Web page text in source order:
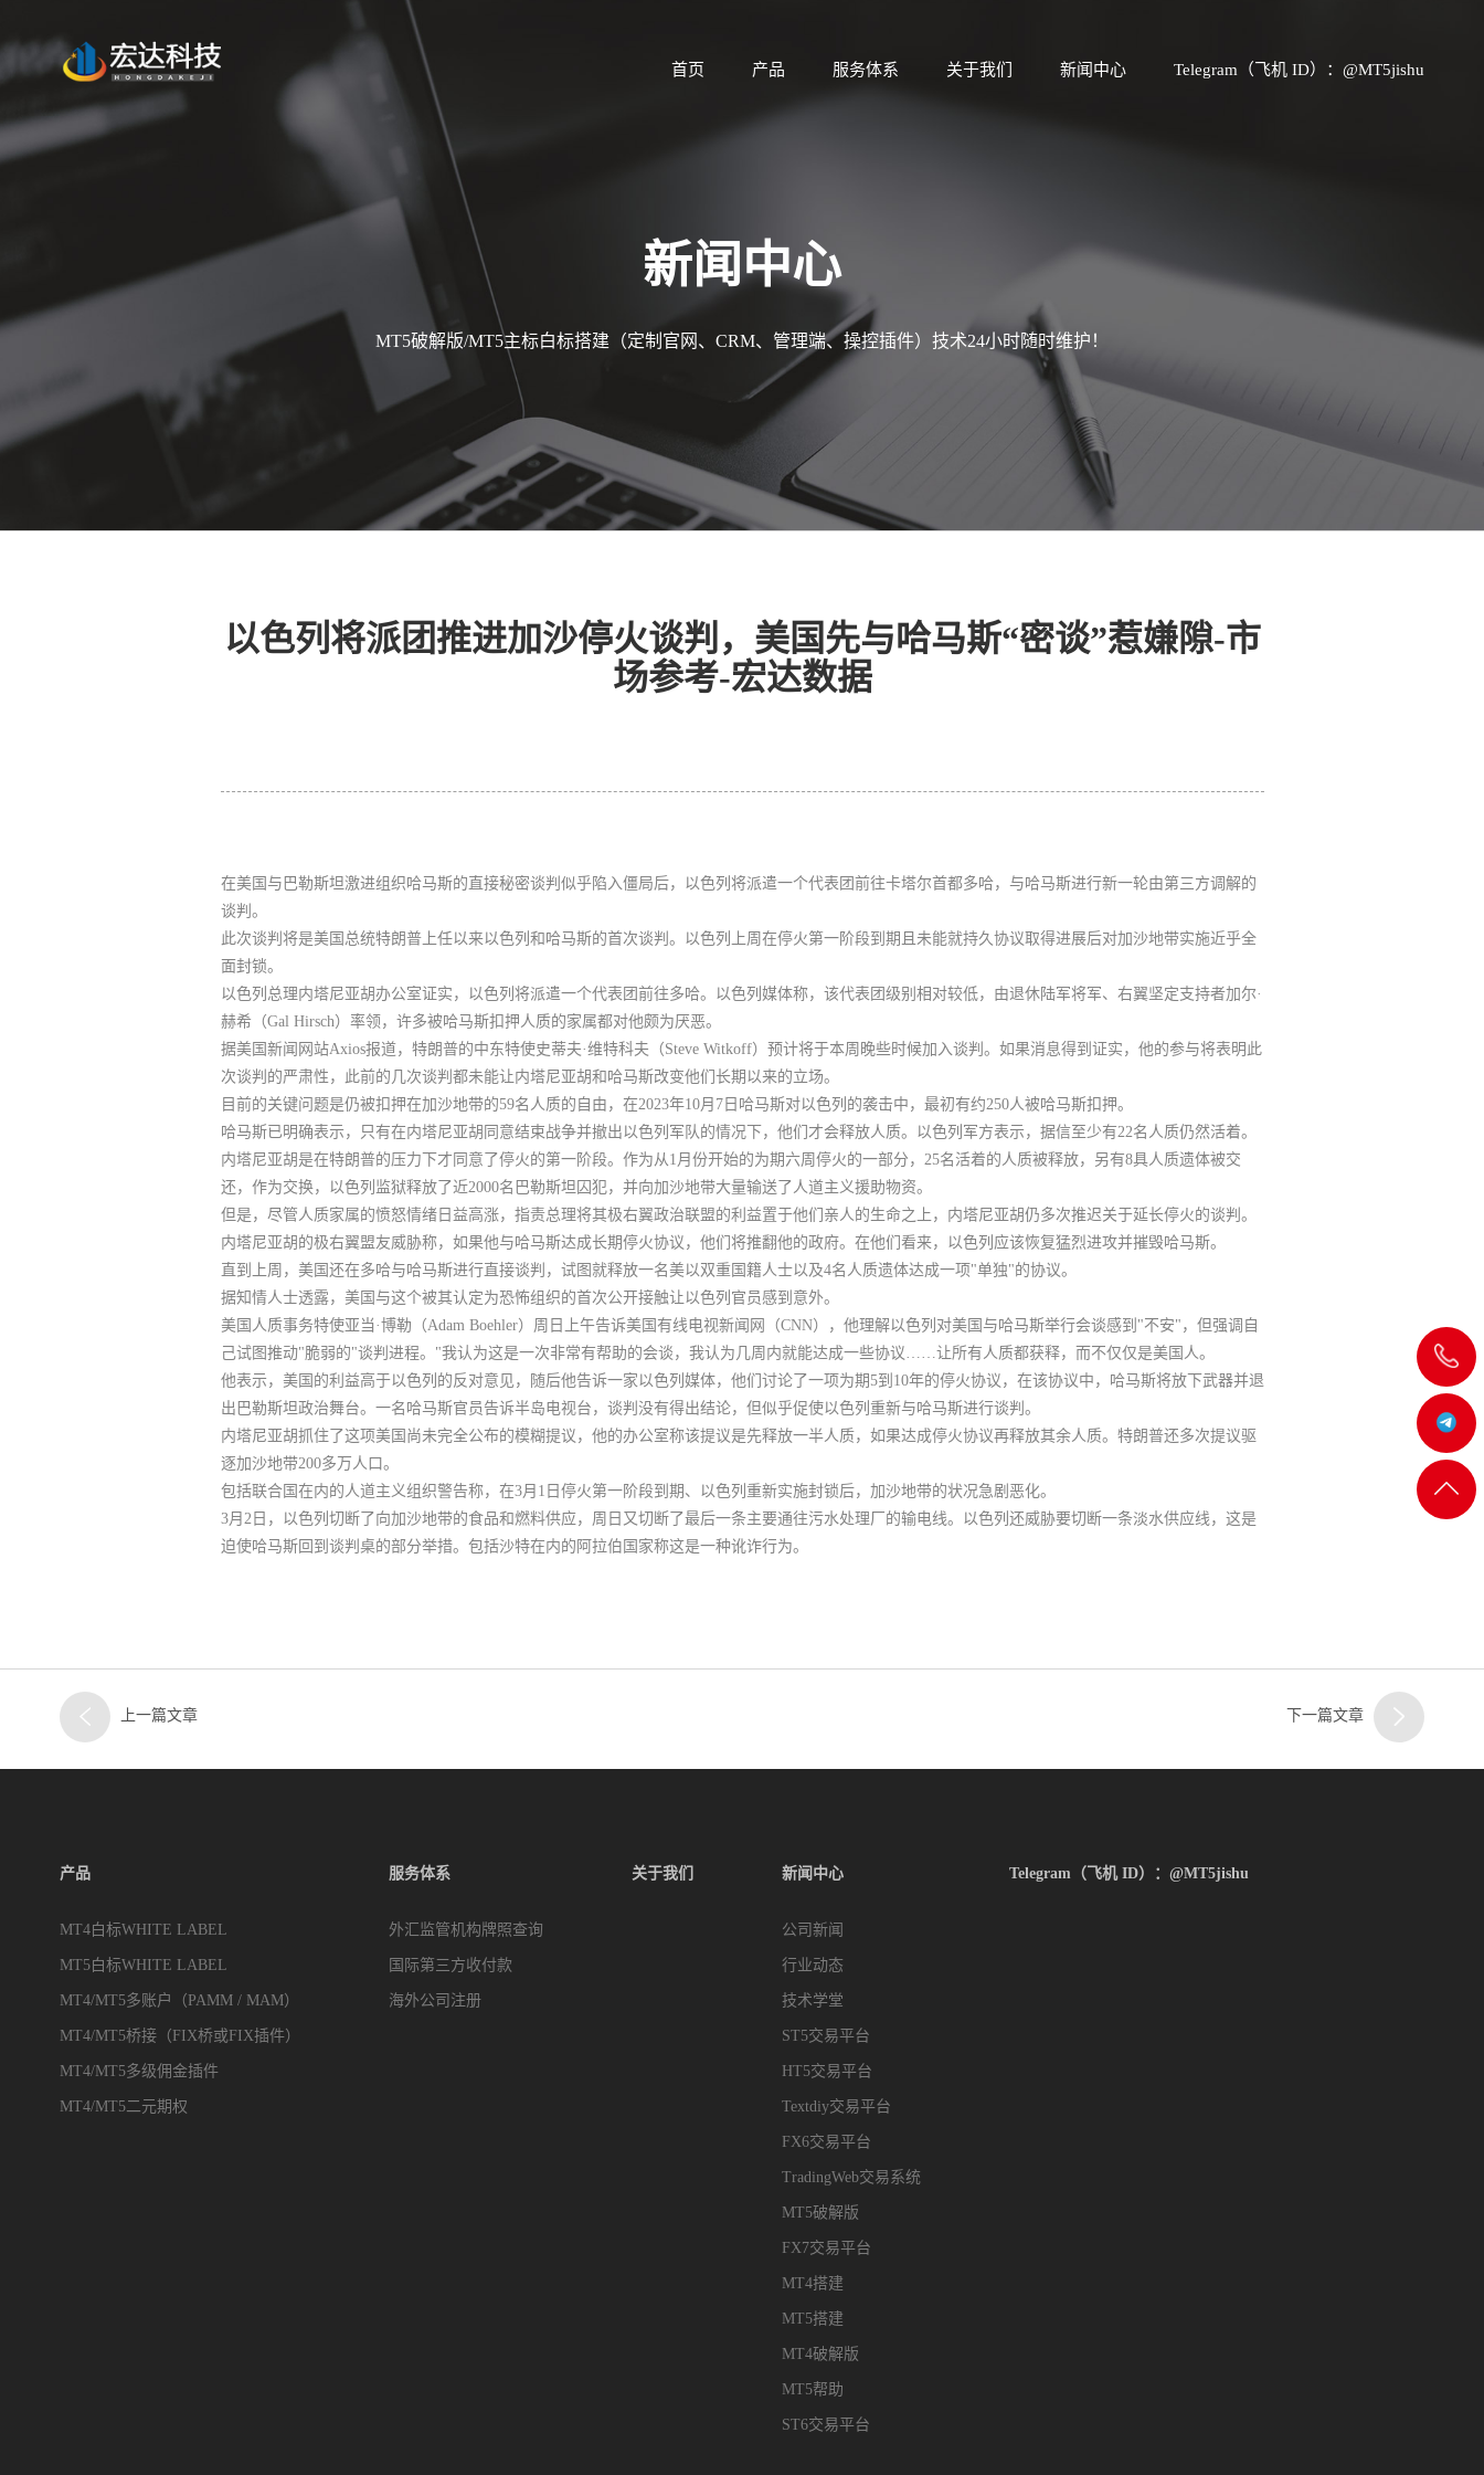
首页 产品 服务体系 关于我们 新闻中心 Telegram（飞机 ID）：@MT5jishu
飞
机
客服
返回
新闻中心
MT5破解版/MT5主标白标搭建（定制官网、CRM、管理端、操控插件）技术24小时随时维护！
以色列将派团推进加沙停火谈判，美国先与哈马斯“密谈”惹嫌隙-市
场参考-宏达数据
在美国与巴勒斯坦激进组织哈马斯的直接秘密谈判似乎陷入僵局后，以色列将派遣一个代表团前往卡塔尔首都多哈，与哈马斯进行新一轮由第三方调解的
谈判。
此次谈判将是美国总统特朗普上任以来以色列和哈马斯的首次谈判 。以色列上周在停火第一阶段到期且未能就持久协议取得进展后对加沙地带实施近乎全
面封锁。
以色列总理内塔尼亚胡办公室证实，以色列将派遣一个代表团前往多哈。以色列媒体称， 该代表团级别相对较低，由退休陆军将军、右翼坚定支持者加尔·
赫希（Gal Hirsch）率领，许多被哈马斯扣押人质的家属都对他颇为厌恶。
据美国新闻网站Axios报道，特朗普的中东特使史蒂夫·维特科夫（Steve Witkoff）预计将于本周晚些时候加入谈判。如果消息得到证实， 他的参与将表明此
次谈判的严肃性，此前的几次谈判都未能让内塔尼亚胡和哈马斯改变他们长期以来的立场。
目前的关键问题是仍被扣押在加沙地带的59名人质的自由 ，在2023年10月7日哈马斯对以色列的袭击中，最初有约250人被哈马斯扣押。
哈马斯已明确表示，只有在内塔尼亚胡同意结束战争并撤出以色列军队的情况下，他们才会释放人质。以色列军方表示，据信至少有22名人质仍然活着。
内塔尼亚胡是在特朗普的压力下才同意了停火的第一阶段。作为从1月份开始的为期六周停火的一部分，25名活着的人质被释放，另有8具人质遗体被交
还，作为交换，以色列监狱释放了近2000名巴勒斯坦囚犯，并向加沙地带大量输送了人道主义援助物资。
但是，尽管人质家属的愤怒情绪日益高涨，指责总理将其极右翼政治联盟的利益置于他们亲人的生命之上， 内塔尼亚胡仍多次推迟关于延长停火的谈判 。
内塔尼亚胡的极右翼盟友威胁称，如果他与哈马斯达成长期停火协议，他们将推翻他的政府。在他们看来，以色列应该恢复猛烈进攻并摧毁哈马斯。
直到上周，美国还在多哈与哈马斯进行直接谈判，试图就释放一名美以双重国籍人士以及4名人质遗体达成一项"单独"的协议。
据知情人士透露， 美国与这个被其认定为恐怖组织的首次公开接触让以色列官员感到意外。
美国人质事务特使亚当·博勒（Adam Boehler）周日上午告诉美国有线电视新闻网（CNN），他理解以色列对美国与哈马斯举行会谈感到"不安"，但强调自
己试图推动"脆弱的"谈判进程。"我认为这是一次非常有帮助的会谈，我认为 几周内就能达成一些协议 ……让所有人质都获释，而不仅仅是美国人。
他表示， 美国的利益高于以色列的反对意见 ，随后他告诉一家以色列媒体，他们讨论了一项为期5到10年的停火协议，在该协议中，哈马斯将放下武器并退
出巴勒斯坦政治舞台。一名哈马斯官员告诉半岛电视台，谈判没有得出结论，但似乎促使以色列重新与哈马斯进行谈判。
内塔尼亚胡抓住了这项美国尚未完全公布的模糊提议，他的办公室称该提议是先释放一半人质，如果达成停火协议再释放其余人质。特朗普还多次提议驱
逐加沙地带200多万人口。
包括联合国在内的人道主义组织警告称，在3月1日停火第一阶段到期、以色列重新实施封锁后，加沙地带的状况急剧恶化。
3月2日，以色列切断了向加沙地带的食品和燃料供应，周日又切断了最后一条主要通往污水处理厂的输电线。以色列还威胁要切断一条淡水供应线，这是
迫使哈马斯回到谈判桌的部分举措。包括沙特在内的阿拉伯国家称这是一种讹诈行为。
上一篇文章 下一篇文章
产品
MT4白标WHITE LABEL
MT5白标WHITE LABEL
MT4/MT5多账户（PAMM / MAM）
MT4/MT5桥接（FIX桥或FIX插件）
MT4/MT5多级佣金插件
MT4/MT5二元期权
服务体系
外汇监管机构牌照查询
国际第三方收付款
海外公司注册
关于我们 新闻中心
公司新闻
行业动态
技术学堂
ST5交易平台
HT5交易平台
Textdiy交易平台
FX6交易平台
TradingWeb交易系统
MT5破解版
FX7交易平台
MT4搭建
MT5搭建
MT4破解版
MT5帮助
ST6交易平台
Telegram（飞机 ID）：@MT5jishu